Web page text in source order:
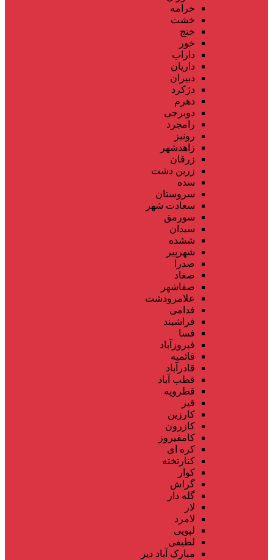
خرامه
خشت
خنج
خور
داراب
داریان
دبیران
دژکرد
دهرم
دوبرجی
رامجرد
رونیز
زاهدشهر
زرقان
زرین دشت
سده
سروستان
سعادت شهر
سورمق
سیدان
ششده
شهرپیر
صدرا
صغاد
صفاشهر
علامرودشت
فدامی
فراشبند
فسا
فیروزآباد
قائمیه
قادرآباد
قطب آباد
قطرویه
قیر
کارزین
کازرون
کامفیروز
کره ای
کنارتخته
کوار
گراش
گله دار
لار
لامرد
لپویی
لطیفی
مبارک آباد دیز